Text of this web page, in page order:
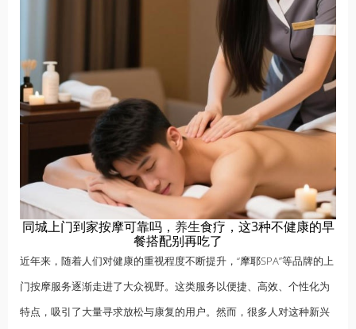
同城上门到家按摩可靠吗， 养生食疗，这3种不健康的早
餐搭配别再吃了
近年来，随着人们对健康的重视程度不断提升，“摩耶SPA”等品牌的上
门按摩服务逐渐走进了大众视野。这类服务以便捷、高效、个性化为
特点，吸引了大量寻求放松与康复的用户。然而，很多人对这种新兴